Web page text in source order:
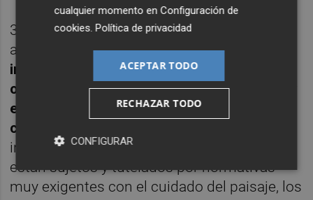
3. Minería responsable y sostenible: en la
actualidad,
"las explotaciones de piedra
industrial se diseñan y trabajan de forma
ordenada y armónica con el medio natural y
el marco social en el que se han de llevar a
cabo".
investigación, explotación y restauración
están sujetos y tutelados por normativas
muy exigentes con el cuidado del paisaje, los
cualquier momento enConfiguración de
cookies .Política de privacidad
ACEPTAR TODO
RECHAZAR TODO
CONFIGURAR